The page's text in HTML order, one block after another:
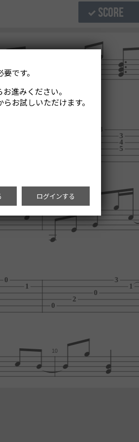
SCORE
です。
進みください。
お試しいただけます。
ログインする